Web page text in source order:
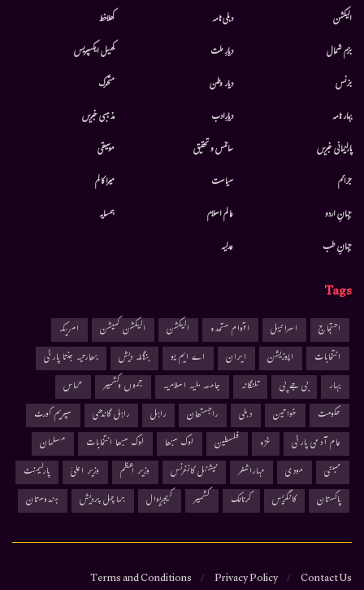
الیکشن
بزم شمال
بزنس
بہار نامہ
پارلیمانی خبریں
جرائم
جہانِ اردو
جہانِ طب
دہلی نامہ
دیارِ ملت
دیار وطن
دیارِادب
سائنس و تحقیق
سیاست
عالم اسلام
عدلیہ
کھلاخط
کھیل ایکسپریس
متحرك
مذہبی خبریں
موسيقى
میرا کالم
ہمسایہ
Tags
احتجاج اسرائیل اقوام متحدہ الیکشن الیکشن کمیشن
امریکہ
انتخابات
اپوزیشن ایران اے ایم یو بنگلہ دیش
بھارتیہ جنتا پارٹی
بہار
بی جے پی تلنگانہ جامعہ ملیہ اسلامیہ جموں وکشمیر
حماس
حکومت
خواتین دہلی راجستھان راہل راہل گاندھی
سپریم کورٹ
عام آدمی پارٹی
غزہ فلسطین لوک سبھا لوک سبھا انتخابات
مسلمان
ممبئی
مودی مہاراشٹر نیشنل کانفرنس وزیر اعظم وزیر اعلیٰ
پارلیمنٹ
پاکستان
کانگریس کرناٹک کشمیر کیجریوال ہماچل پردیش ہندوستان
Contact Us
Privacy Policy
Terms and Conditions